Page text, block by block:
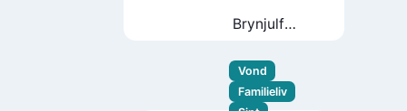
Brynjulf
Vond
Familieliv